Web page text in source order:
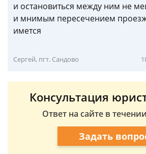
и остановиться между ним не
и мнимым пересечением
имется
Сергей, пгт. Сандово
Консультация
Ответ на сайте в
Задать